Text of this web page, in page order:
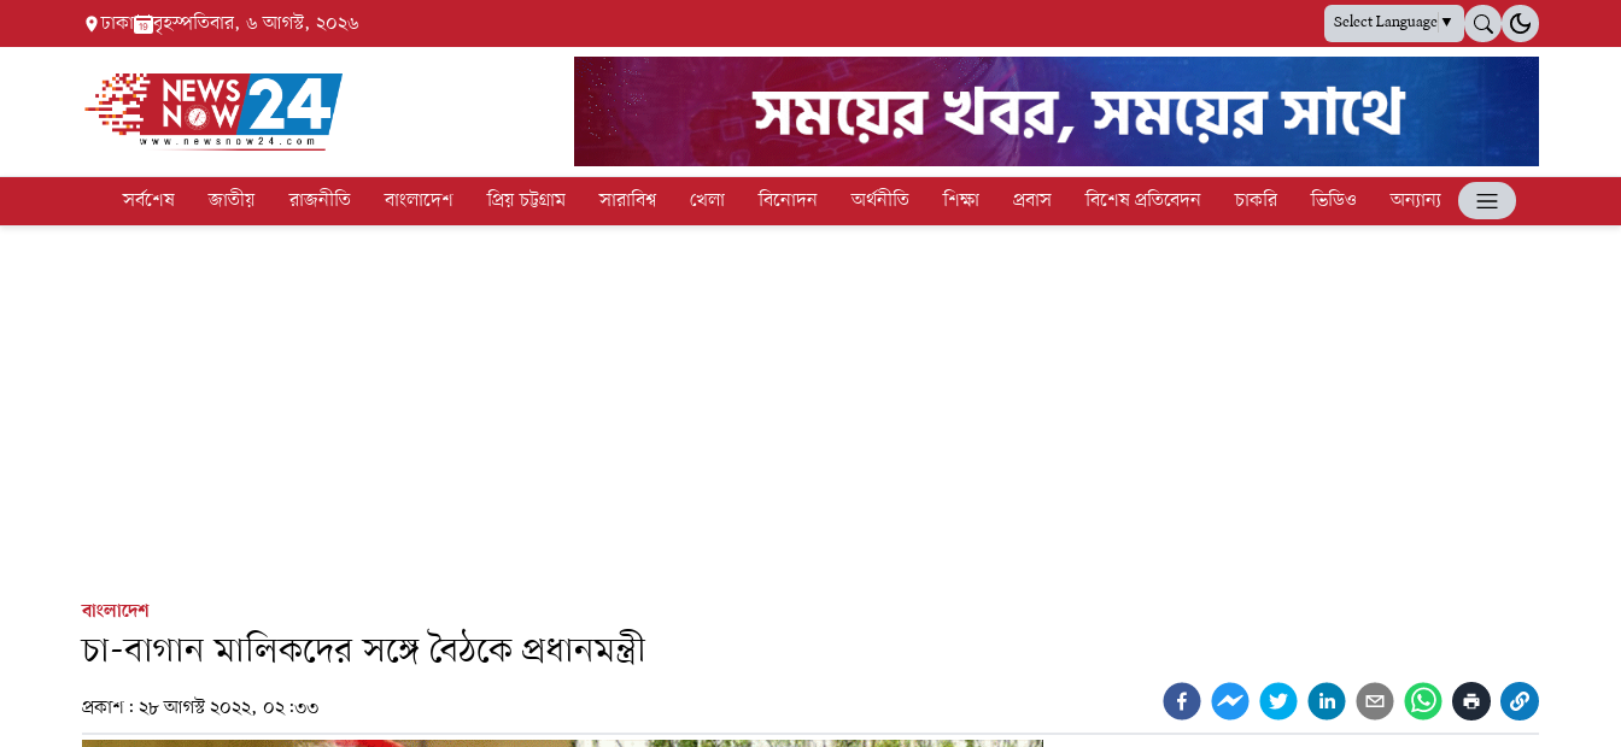
ঢাকা বৃহস্পতিবার, ৬ আগস্ট, ২০২৬ Select Language▼
সর্বশেষ জাতীয় রাজনীতি বাংলাদেশ প্রিয় চট্টগ্রাম সারাবিশ্ব খেলা বিনোদন অর্থনীতি শিক্ষা প্রবাস বিশেষ প্রতিবেদন চাকরি ভিডিও অন্যান্য
বাংলাদেশ
চা-বাগান মালিকদের সঙ্গে বৈঠকে প্রধানমন্ত্রী
প্রকাশ: ২৮ আগস্ট ২০২২, ০২:৩৩